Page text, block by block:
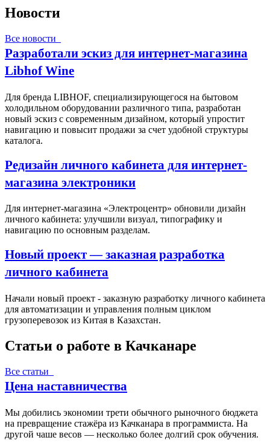
Новости
Все новости
Разработали эскиз для интернет-магазина
Libhof Wine
Для бренда LIBHOF, специализирующегося на бытовом
холодильном оборудовании различного типа, разработан
новый эскиз с современным дизайном, который упростит
навигацию и повысит продажи за счет удобной структуры
каталога.
Редизайн личного кабинета для интернет-
магазина электроники
Для интернет-магазина «Электроцентр» обновили дизайн
личного кабинета: улучшили визуал, типографику и
навигацию по основным разделам.
Новый проект — заказная разработка
личного кабинета
Начали новый проект - заказную разработку личного кабинета
для автоматизации и управления полным циклом
грузоперевозок из Китая в Казахстан.
Статьи о работе в Качканаре
Все статьи
Цена наставничества
Мы добились экономии трети обычного рыночного бюджета
на превращение стажёра из Качканара в программиста. На
другой чаше весов — несколько более долгий срок обучения.